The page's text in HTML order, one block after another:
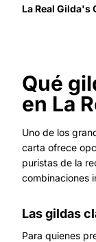
La Real Gilda's
Qué
en La
Uno de los
carta ofrece
puristas de la
combinaciones
Las gildas
Para quienes